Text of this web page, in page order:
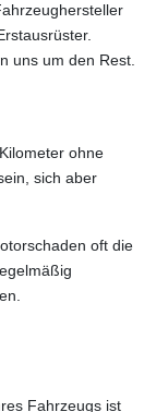
uns um den Rest.
ohne
sich aber
oft die
Fahrzeugs ist